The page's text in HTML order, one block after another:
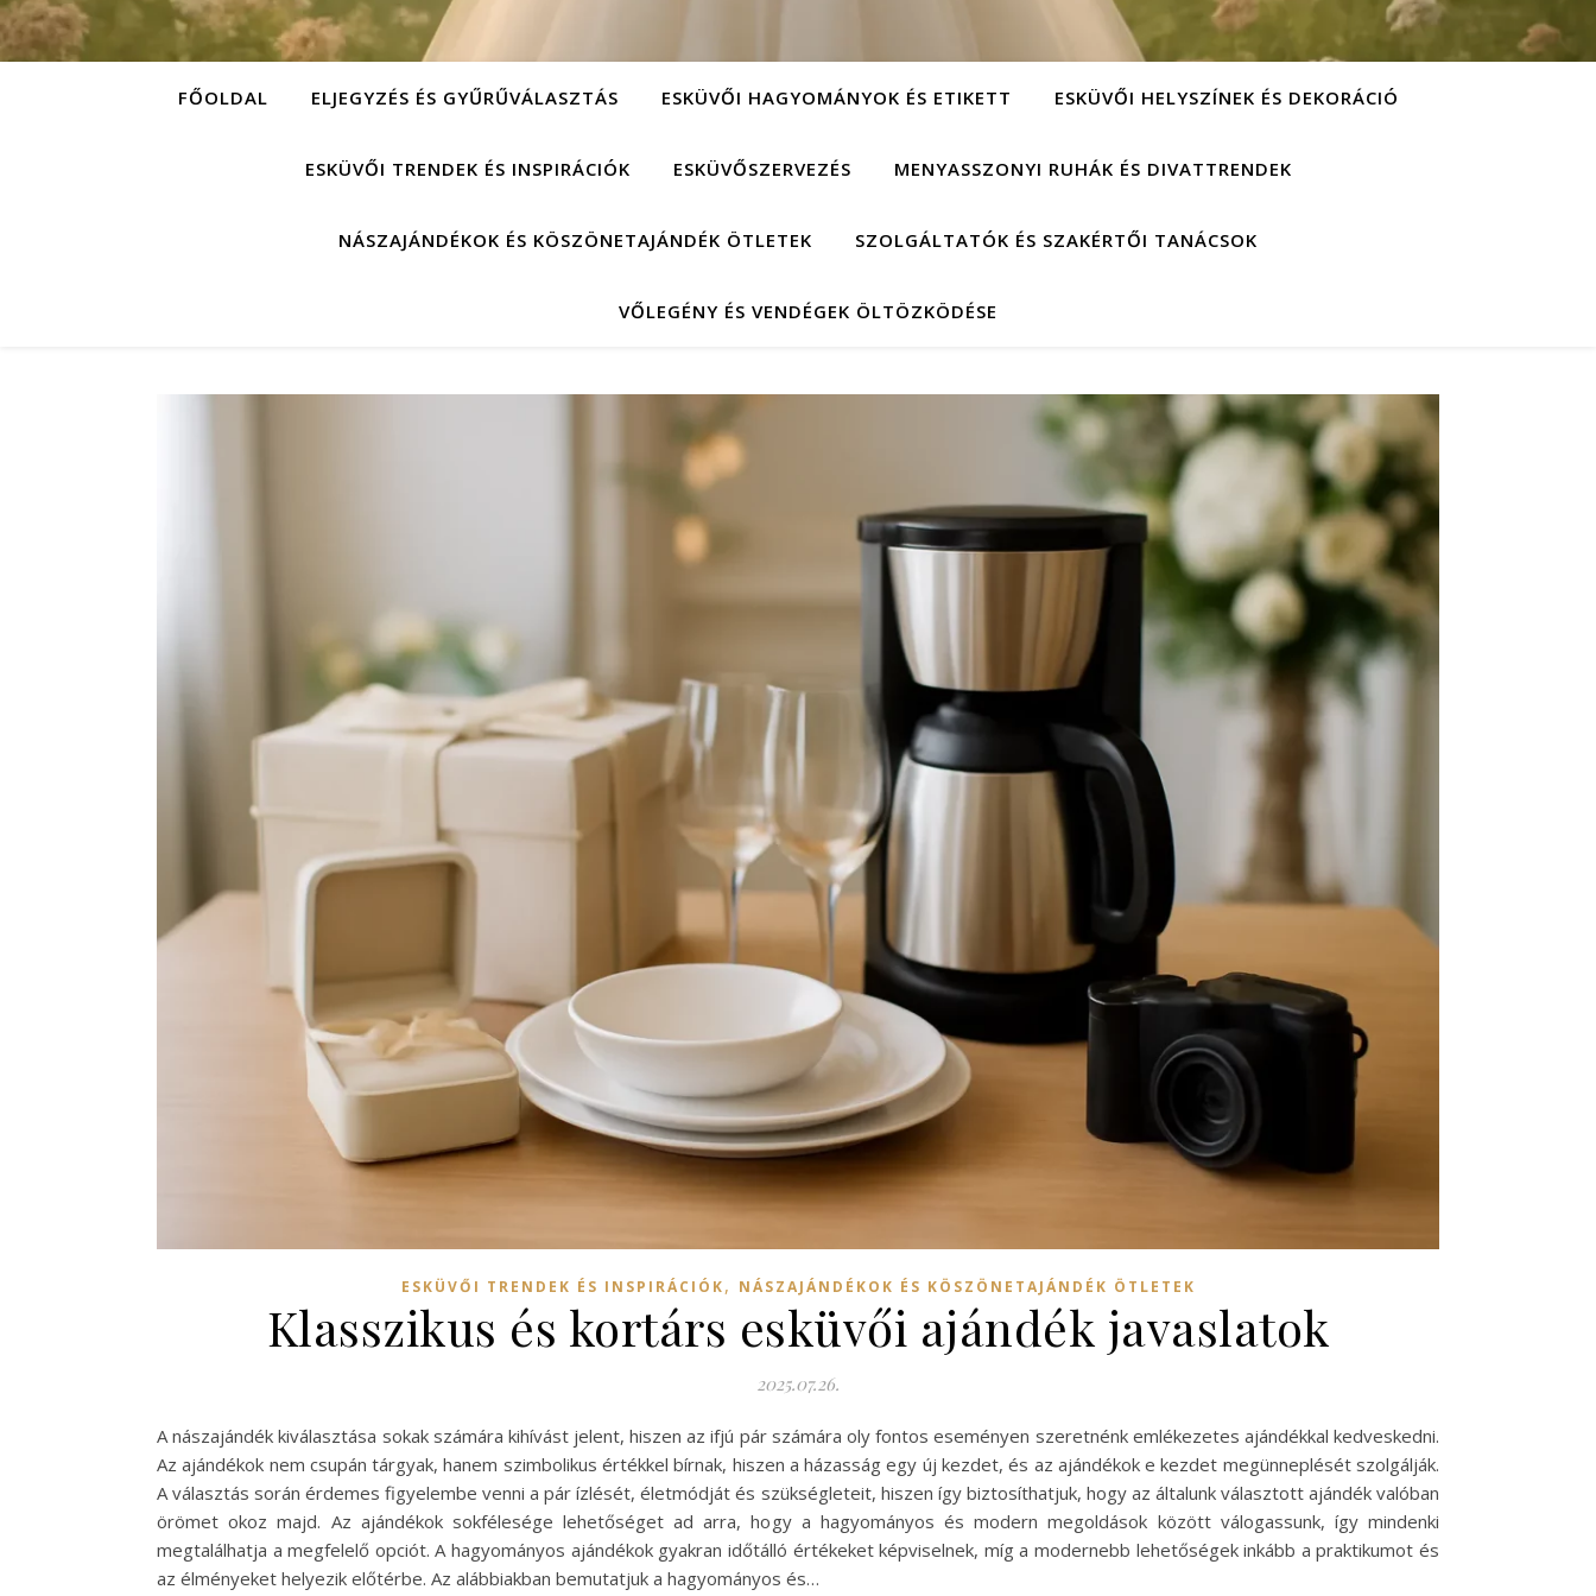
FŐOLDAL ELJEGYZÉS ÉS GYŰRŰVÁLASZTÁS ESKÜVŐI HAGYOMÁNYOK ÉS ETIKETT ESKÜVŐI HELYSZÍNEK ÉS DEKORÁCIÓ
ESKÜVŐI TRENDEK ÉS INSPIRÁCIÓK ESKÜVŐSZERVEZÉS MENYASSZONYI RUHÁK ÉS DIVATTRENDEK
NÁSZAJÁNDÉKOK ÉS KÖSZÖNETAJÁNDÉK ÖTLETEK SZOLGÁLTATÓK ÉS SZAKÉRTŐI TANÁCSOK
VŐLEGÉNY ÉS VENDÉGEK ÖLTÖZKÖDÉSE
ESKÜVŐI TRENDEK ÉS INSPIRÁCIÓK, NÁSZAJÁNDÉKOK ÉS KÖSZÖNETAJÁNDÉK ÖTLETEK
Klasszikus és kortárs esküvői ajándék javaslatok
2025.07.26.
A nászajándék kiválasztása sokak számára kihívást jelent, hiszen az ifjú pár számára oly fontos eseményen szeretnénk emlékezetes ajándékkal kedveskedni.
Az ajándékok nem csupán tárgyak, hanem szimbolikus értékkel bírnak, hiszen a házasság egy új kezdet, és az ajándékok e kezdet megünneplését szolgálják.
A választás során érdemes figyelembe venni a pár ízlését, életmódját és szükségleteit, hiszen így biztosíthatjuk, hogy az általunk választott ajándék valóban
örömet okoz majd. Az ajándékok sokfélesége lehetőséget ad arra, hogy a hagyományos és modern megoldások között válogassunk, így mindenki
megtalálhatja a megfelelő opciót. A hagyományos ajándékok gyakran időtálló értékeket képviselnek, míg a modernebb lehetőségek inkább a praktikumot és
az élményeket helyezik előtérbe. Az alábbiakban bemutatjuk a hagyományos és…